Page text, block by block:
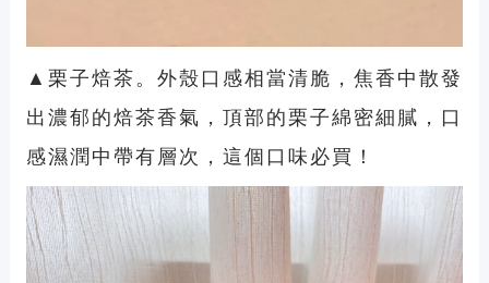
▲栗子焙茶。外殼口感相當清脆，焦香中散發
出濃郁的焙茶香氣，頂部的栗子綿密細膩，口
感濕潤中帶有層次，這個口味必買！